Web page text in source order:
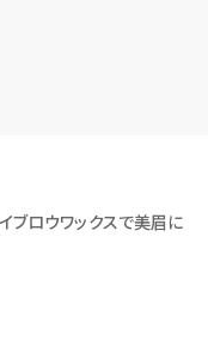
イブロウワックスで美眉に